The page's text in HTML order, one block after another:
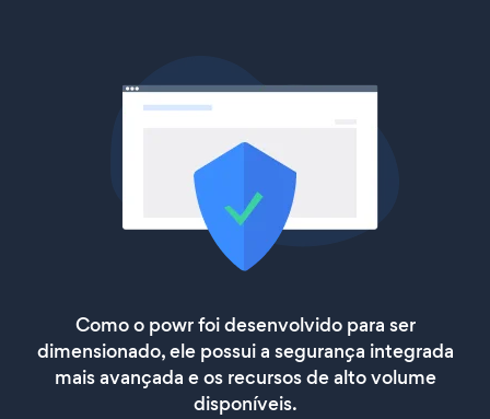
Como o powr foi desenvolvido para ser
dimensionado, ele possui a segurança integrada
mais avançada e os recursos de alto volume
disponíveis.